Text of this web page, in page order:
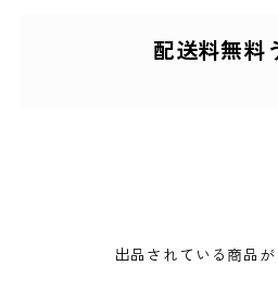
配送料無料
出品されている商品が